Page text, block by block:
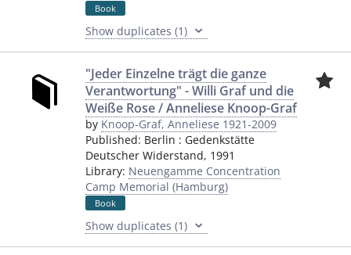
Book
Show duplicates (1)
"Jeder Einzelne trägt die ganze
Verantwortung" - Willi Graf und die
Weiße Rose / Anneliese Knoop-Graf
by Knoop-Graf, Anneliese 1921-2009
Published: Berlin : Gedenkstätte
Deutscher Widerstand, 1991
Library: Neuengamme Concentration
Camp Memorial (Hamburg)
Book
Show duplicates (1)